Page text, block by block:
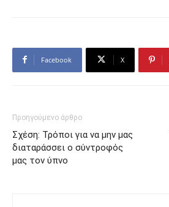
Facebook X
Προηγούμενο άρθρο
Σχέση: Τρόποι για να μην μας
διαταράσσει ο σύντροφός
μας τον ύπνο